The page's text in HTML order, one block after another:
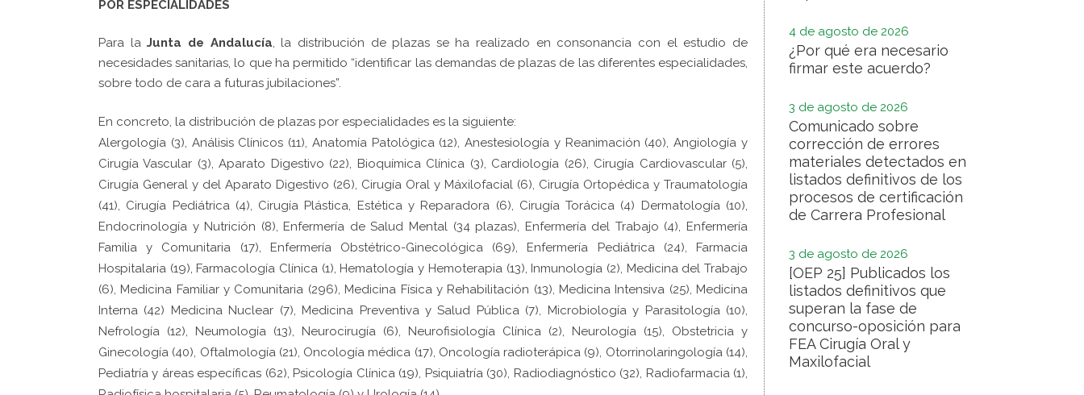
POR ESPECIALIDADES
Para laJunta de Andalucía, la distribución de plazas se ha realizado en consonancia con el estudio de
necesidades sanitarias, lo que ha permitido “identificar las demandas de plazas de las diferentes especialidades,
sobre todo de cara a futuras jubilaciones”.
En concreto, la distribución de plazas por especialidades es la siguiente:
Alergología (3), Análisis Clínicos (11), Anatomía Patológica (12), Anestesiología y Reanimación (40), Angiología y
Cirugía Vascular (3), Aparato Digestivo (22), Bioquímica Clínica (3), Cardiología (26), Cirugía Cardiovascular (5),
Cirugía General y del Aparato Digestivo (26), Cirugía Oral y Máxilofacial (6), Cirugía Ortopédica y Traumatología
(41), Cirugía Pediátrica (4), Cirugía Plástica, Estética y Reparadora (6), Cirugía Torácica (4) Dermatología (10),
Endocrinología y Nutrición (8), Enfermería de Salud Mental (34 plazas), Enfermería del Trabajo (4), Enfermería
Familia y Comunitaria (17), Enfermería Obstétrico-Ginecológica (69), Enfermería Pediátrica (24), Farmacia
Hospitalaria (19), Farmacología Clínica (1), Hematología y Hemoterapia (13), Inmunología (2), Medicina del Trabajo
(6), Medicina Familiar y Comunitaria (296), Medicina Física y Rehabilitación (13), Medicina Intensiva (25), Medicina
Interna (42) Medicina Nuclear (7), Medicina Preventiva y Salud Pública (7), Microbiología y Parasitología (10),
Nefrología (12), Neumología (13), Neurocirugía (6), Neurofisiología Clínica (2), Neurología (15), Obstetricia y
Ginecología (40), Oftalmología (21), Oncología médica (17), Oncología radioterápica (9), Otorrinolaringología (14),
Pediatría y áreas específicas (62), Psicología Clínica (19), Psiquiatría (30), Radiodiagnóstico (32), Radiofarmacia (1),
4 de agosto de 2026
¿Por qué era necesario
firmar este acuerdo?
3 de agosto de 2026
Comunicado sobre
corrección de errores
materiales detectados en
listados definitivos de los
procesos de certificación
de Carrera Profesional
3 de agosto de 2026
[OEP 25] Publicados los
listados definitivos que
superan la fase de
concurso-oposición para
FEA Cirugía Oral y
Maxilofacial